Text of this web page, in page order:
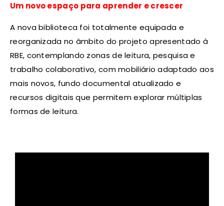
Um novo espaço para aprender e crescer
A nova biblioteca foi totalmente equipada e
reorganizada no âmbito do projeto apresentado à
RBE, contemplando zonas de leitura, pesquisa e
trabalho colaborativo, com mobiliário adaptado aos
mais novos, fundo documental atualizado e
recursos digitais que permitem explorar múltiplas
formas de leitura.